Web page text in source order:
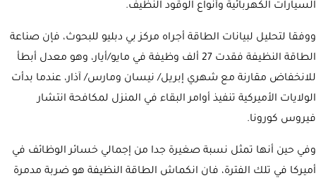
السيارات الكهربائية وأنواع الوقود النظيف.
ووفقا لتحليل لبيانات الطاقة أجراه مركز بي دبليو للبحوث، فإن صناعة
الطاقة النظيفة فقدت 27 ألف وظيفة في مايو/أيار، وهو معدل أبطأ
للانخفاض مقارنة مع شهري إبريل/ نيسان ومارس/ آذار، عندما بدأت
الولايات الأميركية تنفيذ أوامر البقاء في المنزل لمكافحة انتشار
فيروس كورونا.
وفي حين أنها تمثل نسبة صغيرة جدا من إجمالي خسائر الوظائف في
أميركا في تلك الفترة، فان انكماش الطاقة النظيفة هو ضربة مدمرة